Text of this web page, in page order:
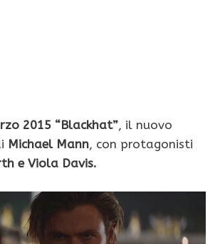
2015 “Blackhat”, il nuovo
Michael Mann, con protagonisti
e Viola Davis.